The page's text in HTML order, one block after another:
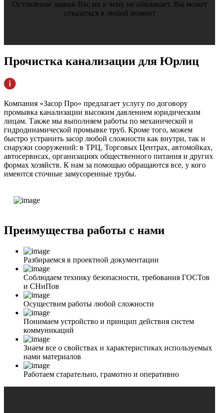
Оставление заявки Вас ни к чему не обязывает. Вы может
отказаться в любой момент
Прочистка канализации для Юрлиц
Компания «Засор Про» предлагает услугу по договору
промывка канализации высоким давлением юридическим
лицам. Также мы выполняем работы по механической и
гидродинамической промывке труб. Кроме того, можем
быстро устранить засор любой сложности как внутри, так и
снаружи сооружений: в ТРЦ, Торговых Центрах, автомойках,
автосервисах, организациях общественного питания и других
формах хозяйств. К нам за помощью обращаются все, у кого
имеются сточные замусоренные трубы.
Преимущества работы с нами
Разбираемся в проектной документации
Соблюдаем технику безопасности, требования ГОСТов
и СНиПов
Осуществим работы любой сложности
Понимаем устройство и принцип действия систем
коммуникаций
Знаем все о свойствах и характеристиках используемых
нами материалов
Работаем старательно, грамотно и оперативно